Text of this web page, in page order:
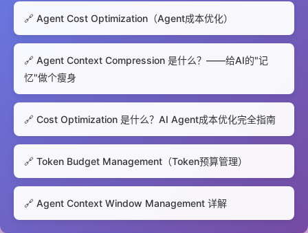
🔗 Agent Cost Optimization（Agent成本优化）
🔗 Agent Context Compression 是什么？——给AI的"记
忆"做个瘦身
🔗 Cost Optimization 是什么？AI Agent成本优化完全指南
🔗 Token Budget Management（Token预算管理）
🔗 Agent Context Window Management 详解